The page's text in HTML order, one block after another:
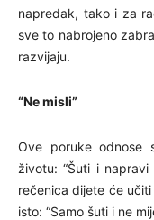
napredak, tako i za
sve to nabrojeno
razvijaju.
“Ne misli”
Ove poruke odnose
životu: “Šuti i
rečenica dijete će
isto: “Samo šuti i ne